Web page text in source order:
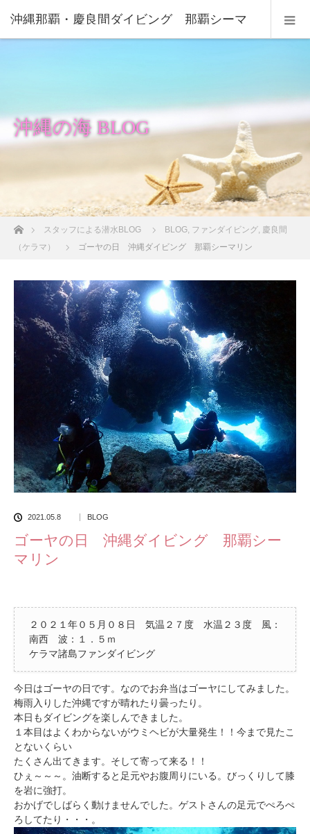
沖縄那覇・慶良間ダイビング 那覇シーマ
沖縄の海 BLOG
ホームスタッフによる潜水BLOG BLOG, ファンダイビング, 慶良間
（ケラマ）
ゴーヤの日 沖縄ダイビング 那覇シーマリン
2021.05.8 BLOG
ゴーヤの日 沖縄ダイビング 那覇シー
マリン
２０２１年０５月０８日 気温２７度 水温２３度 風：
南西 波：１．５ｍ
ケラマ諸島ファンダイビング
今日はゴーヤの日です。なのでお弁当はゴーヤにしてみました。
梅雨入りした沖縄ですが晴れたり曇ったり。
本日もダイビングを楽しんできました。
１本目はよくわからないがウミヘビが大量発生！！今まで見たこ
とないくらい
たくさん出てきます。そして寄って来る！！
ひぇ～～～。油断すると足元やお腹周りにいる。びっくりして膝
を岩に強打。
おかげでしばらく動けませんでした。ゲストさんの足元でぺろぺ
ろしてたり・・・。